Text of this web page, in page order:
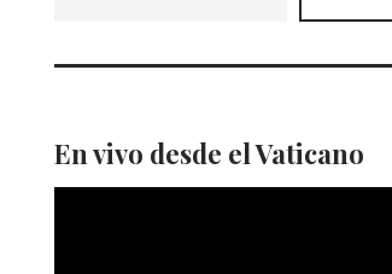
En vivo desde el Vaticano